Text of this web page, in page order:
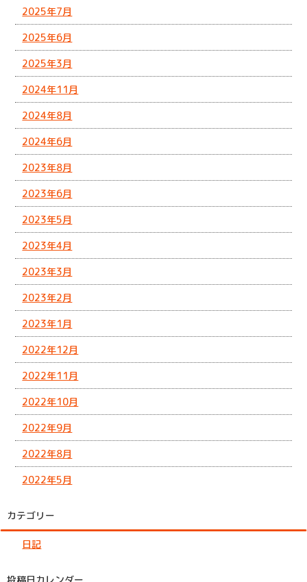
2025年7月
2025年6月
2025年3月
2024年11月
2024年8月
2024年6月
2023年8月
2023年6月
2023年5月
2023年4月
2023年3月
2023年2月
2023年1月
2022年12月
2022年11月
2022年10月
2022年9月
2022年8月
2022年5月
カテゴリー
日記